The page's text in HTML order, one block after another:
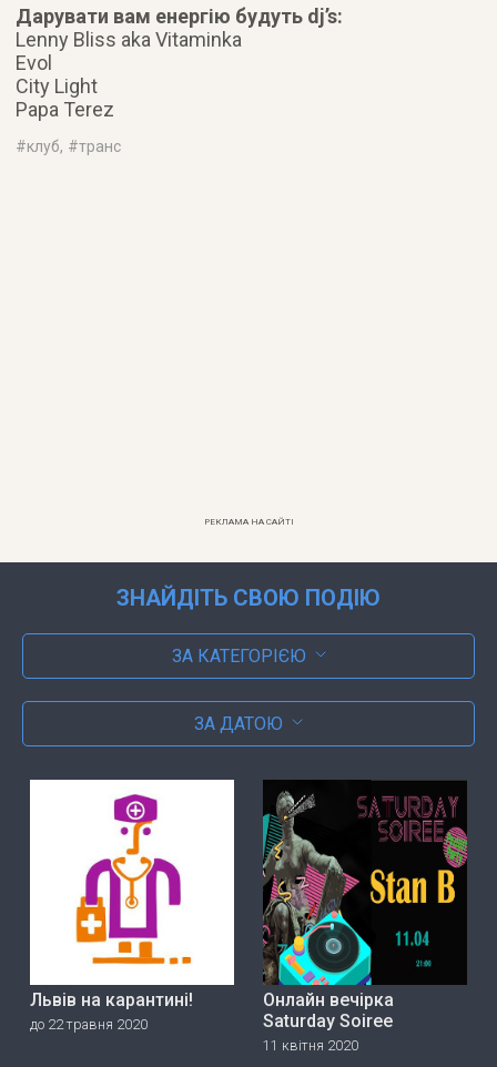
Дарувати вам енергію будуть dj’s:
Lenny Bliss aka Vitaminka
Evol
City Light
Papa Terez
#клуб, #транс
РЕКЛАМА НА САЙТІ
ЗНАЙДІТЬ СВОЮ ПОДІЮ
ЗА КАТЕГОРІЄЮ
ЗА ДАТОЮ
Львів на карантині!
до 22 травня 2020
Онлайн вечірка
Saturday Soiree
11 квітня 2020